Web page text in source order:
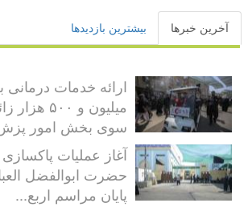
آخرین خبرها بیشترین بازدیدها
میلیون و
سوی بخش امور
آغاز عملیات
حضرت ابوالفضل
پایان مراسم اربع...